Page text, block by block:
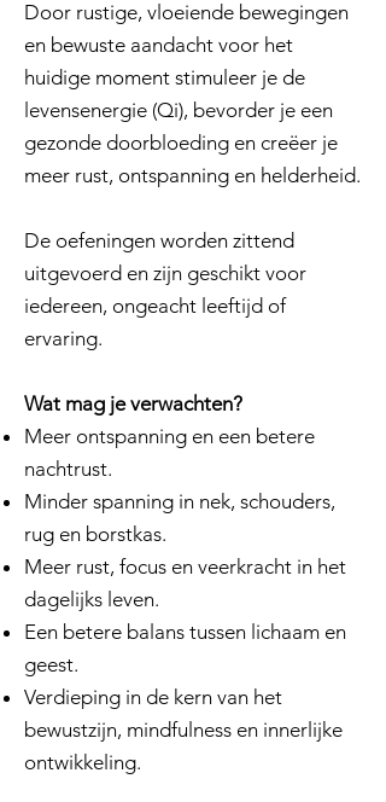
Door rustige, vloeiende bewegingen
en bewuste aandacht voor het
huidige moment stimuleer je de
levensenergie (Qi), bevorder je een
gezonde doorbloeding en creëer je
meer rust, ontspanning en helderheid.
De oefeningen worden zittend
uitgevoerd en zijn geschikt voor
iedereen, ongeacht leeftijd of
ervaring.
Wat mag je verwachten?
Meer ontspanning en een betere
nachtrust.
Minder spanning in nek, schouders,
rug en borstkas.
Meer rust, focus en veerkracht in het
dagelijks leven.
Een betere balans tussen lichaam en
geest.
Verdieping in de kern van het
bewustzijn, mindfulness en innerlijke
ontwikkeling.